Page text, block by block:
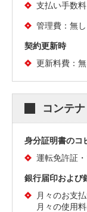
支払い手数
管理費：無し
契約更新時
更新料費：無
コンテ
身分証明書のコ
運転免許証
銀行届印および
月々のお支
月々の使用